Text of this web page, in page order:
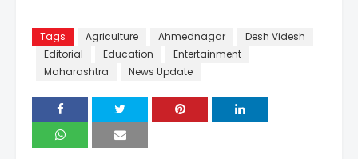
Tags Agriculture Ahmednagar
Desh Videsh
Editorial
Education
Entertainment
Maharashtra
News Update